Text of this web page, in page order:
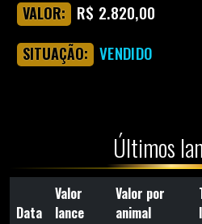
VALOR: R$ 2.820,00
SITUAÇÃO: VENDIDO
Últimos
Data
Valor
lance
Valor por
animal